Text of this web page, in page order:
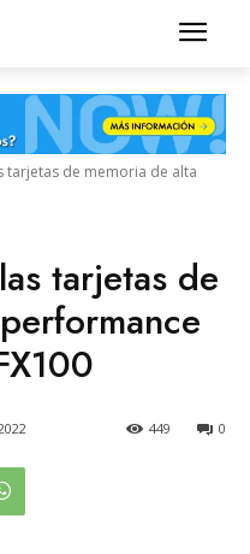
tarjetas de memoria de alta
tarjetas de
0
449